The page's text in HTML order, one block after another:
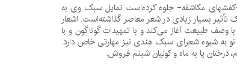
مکاشفه- جلوه کرده‌است تمایل سبک وی به
بسیار زیادی در شعر معاصر گذاشته‌است. اشعار
وصف طبیعت آغاز می‌کند و با تمهیدات گوناگون و با
به شیوه شعرای سبک هندی نیز مهارتی خاص دارد.
درختان پا به ماه و کولیان شبنم فروش.